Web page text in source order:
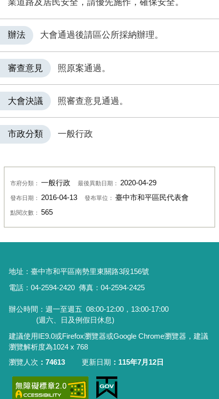
業道路及居民安全，請優先施作，確保安全。
辦法 大會通過後請區公所採納辦理。
審查意見 照原案通過。
大會決議 照審查意見通過。
市政分類 一般行政
市府分類： 一般行政 最後異動日期： 2020-04-29
發布日期： 2016-04-13 發布單位： 臺中市和平區民代表會
點閱次數： 565
地址： 臺中市和平區南勢里東關路3段156號
電話：04-2594-2420 傳真：04-2594-2425
辦公時間：週一至週五 08:00-12:00，13:00-17:00
(週六、日及例假日休息)
建議使用IE9.0或Firefox瀏覽器或Google Chrome瀏覽器，建議
瀏覽解析度為1024 x 768
瀏覽人次
74613 更新日期 115年7月12日